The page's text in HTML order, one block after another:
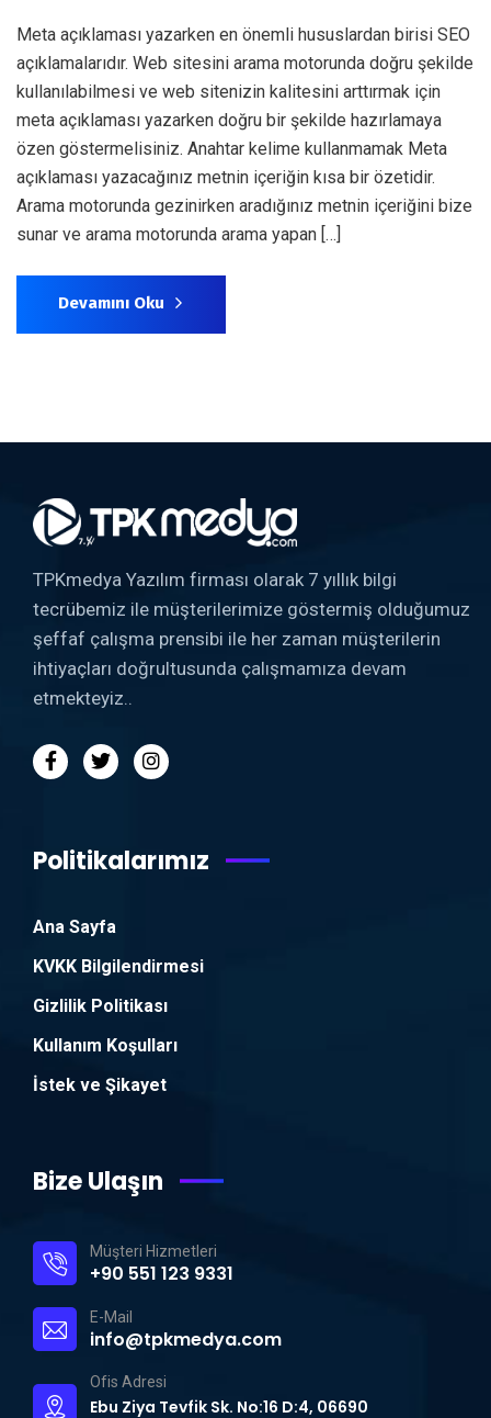
Meta açıklaması yazarken en önemli hususlardan birisi SEO
açıklamalarıdır. Web sitesini arama motorunda doğru şekilde
kullanılabilmesi ve web sitenizin kalitesini arttırmak için
meta açıklaması yazarken doğru bir şekilde hazırlamaya
özen göstermelisiniz. Anahtar kelime kullanmamak Meta
açıklaması yazacağınız metnin içeriğin kısa bir özetidir.
Arama motorunda gezinirken aradığınız metnin içeriğini bize
sunar ve arama motorunda arama yapan […]
Devamını Oku
TPKmedya Yazılım firması olarak 7 yıllık bilgi
tecrübemiz ile müşterilerimize göstermiş olduğumuz
şeffaf çalışma prensibi ile her zaman müşterilerin
ihtiyaçları doğrultusunda çalışmamıza devam
etmekteyiz..
Politikalarımız
Ana Sayfa
KVKK Bilgilendirmesi
Gizlilik Politikası
Kullanım Koşulları
İstek ve Şikayet
Bize Ulaşın
Müşteri Hizmetleri
+90 551 123 9331
E-Mail
info@tpkmedya.com
Ofis Adresi
Ebu Ziya Tevfik Sk. No:16 D:4, 06690